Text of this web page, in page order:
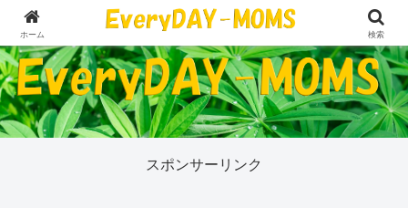
５０代の私が今気になっていることすべて
スポンサーリンク
ホーム 検索